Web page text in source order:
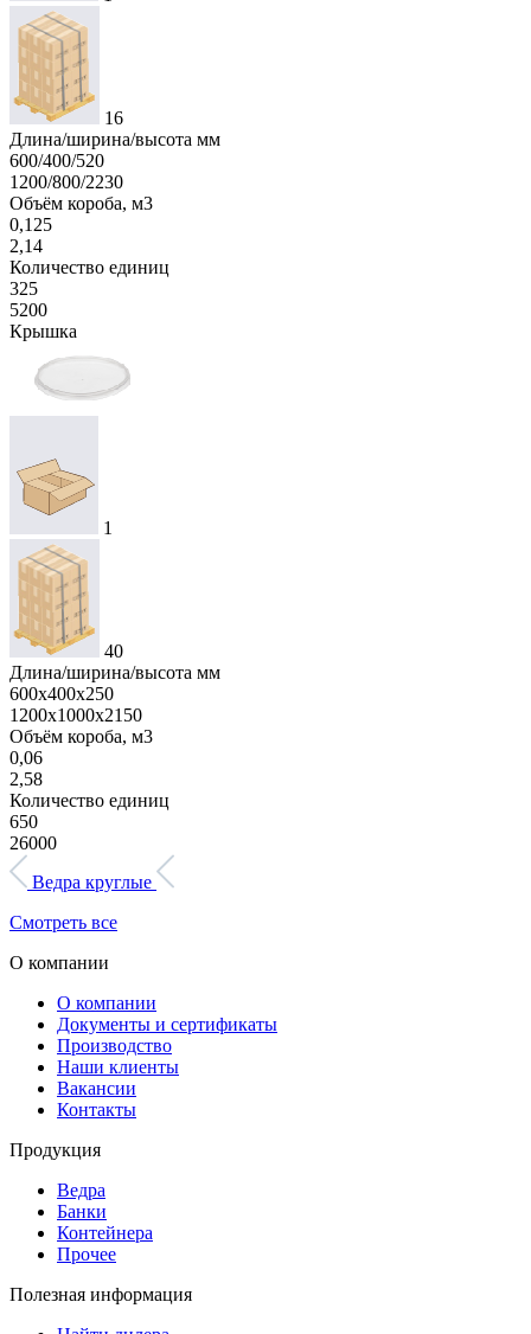
16
Длина/ширина/высота мм
600/400/520
1200/800/2230
Объём короба, м3
0,125
2,14
Количество единиц
325
5200
Крышка
1
40
Длина/ширина/высота мм
600х400х250
1200х1000х2150
Объём короба, м3
0,06
2,58
Количество единиц
650
26000
Ведра круглые
Смотреть все
О компании
О компании
Документы и сертификаты
Производство
Наши клиенты
Вакансии
Контакты
Продукция
Ведра
Банки
Контейнера
Прочее
Полезная информация